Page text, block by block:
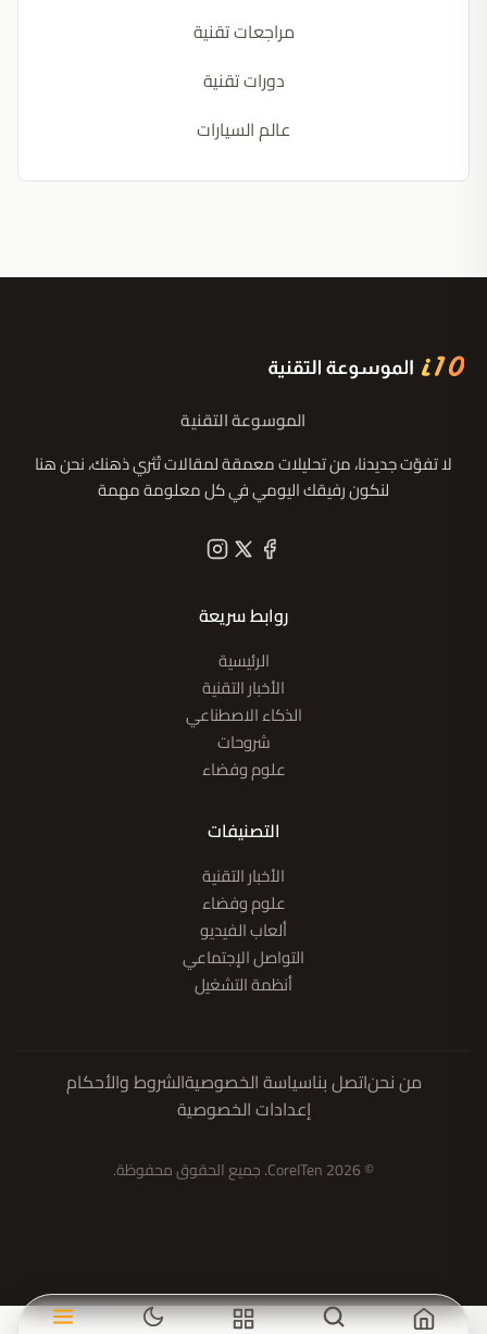
مراجعات تقنية
دورات تقنية
عالم السيارات
الموسوعة التقنية
لا تفوّت جديدنا، من تحليلات معمقة لمقالات تُثري ذهنك، نحن هنا
لنكون رفيقك اليومي في كل معلومة مهمة
روابط سريعة
الرئيسية
الأخبار التقنية
الذكاء الاصطناعي
شروحات
علوم وفضاء
التصنيفات
الأخبار التقنية
علوم وفضاء
ألعاب الفيديو
التواصل الإجتماعي
أنظمة التشغيل
من نحناتصل بناسياسة الخصوصيةالشروط والأحكام
إعدادات الخصوصية
© 2026 CoreITen. جميع الحقوق محفوظة.